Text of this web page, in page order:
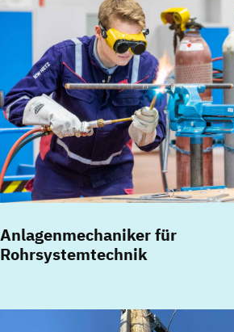
Anlagenmechaniker für
Rohrsystemtechnik